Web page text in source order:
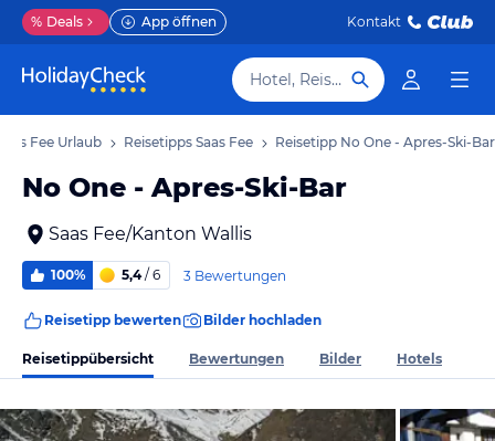
% Deals App öffnen Kontakt
Hotel, Reiseziel
Fee Urlaub Reisetipps Saas Fee Reisetipp No One - Apres-Ski-Bar
No One - Apres-Ski-Bar
Saas Fee/Kanton Wallis
100% 5,4/ 6 3 Bewertungen
Reisetipp bewerten Bilder hochladen
Reisetippübersicht Bewertungen Bilder Hotels